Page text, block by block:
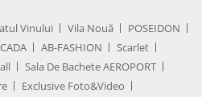
Vinului Vila Nouă
POSEIDON
AB-FASHION
Scarlet
Sala De Bachete AEROPORT
Exclusive Foto&Video